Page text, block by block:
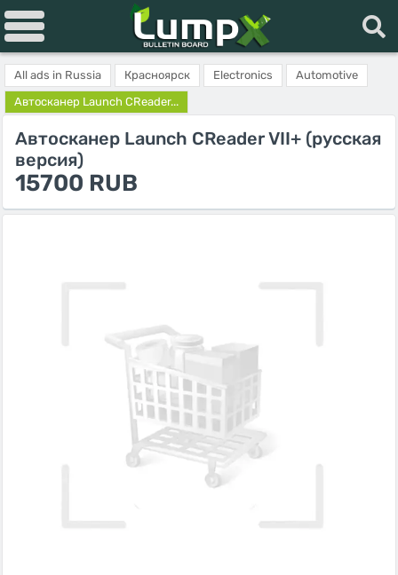
All ads in Russia Красноярск Electronics
Automotive
Автосканер Launch CReader...
Автосканер Launch CReader VII+ (русская
версия)
15700 RUB